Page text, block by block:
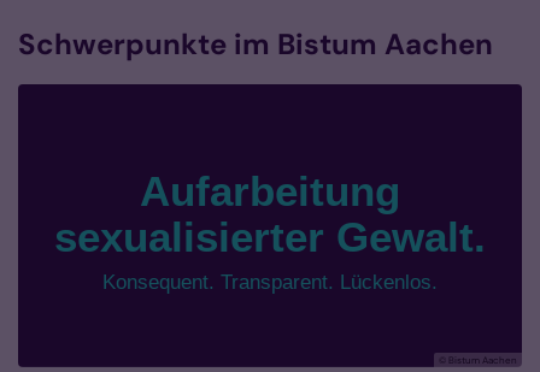
Schwerpunkte im Bistum Aachen
© Bistum Aachen